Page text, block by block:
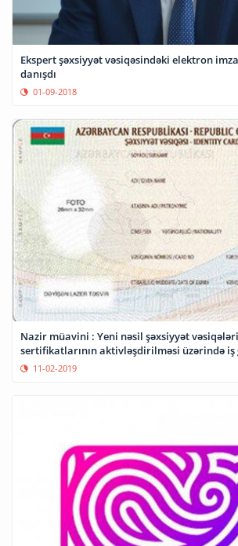
Ekspert şəxsiyyət vəsiqəsindəki elektron
danışdı
01-09-2018
Nazir müavini : Yeni nəsil şəxsiyyət
sertifikatlarının aktivləşdirilməsi üzərində iş
11-02-2019